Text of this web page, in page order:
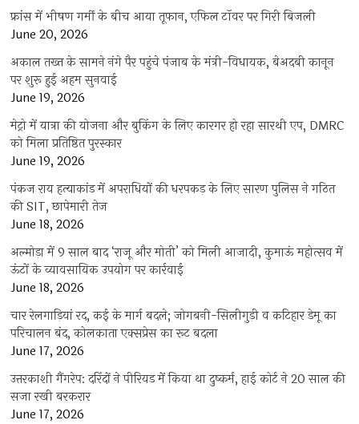
फ्रांस में भीषण गर्मी के बीच आया तूफान, एफिल टॉवर पर गिरी बिजली
June 20, 2026
अकाल तख्त के सामने नंगे पैर पहुंचे पंजाब के मंत्री-विधायक, बेअदबी कानून
पर शुरू हुई अहम सुनवाई
June 19, 2026
मेट्रो में यात्रा की योजना और बुकिंग के लिए कारगर हो रहा सारथी एप, DMRC
को मिला प्रतिष्ठित पुरस्कार
June 19, 2026
पंकज राय हत्याकांड में अपराधियों की धरपकड़ के लिए सारण पुलिस ने गठित
की SIT, छापेमारी तेज
June 18, 2026
अल्मोड़ा में 9 साल बाद ‘राजू और मोती’ को मिली आजादी, कुमाऊं महोत्सव में
ऊंटों के व्यावसायिक उपयोग पर कार्रवाई
June 18, 2026
चार रेलगाड़ियां रद, कई के मार्ग बदले; जोगबनी-सिलीगुड़ी व कटिहार डेमू का
परिचालन बंद, कोलकाता एक्सप्रेस का रूट बदला
June 17, 2026
उत्तरकाशी गैंगरेप: दरिंदों ने पीरियड में किया था दुष्कर्म, हाई कोर्ट ने 20 साल की
सजा रखी बरकरार
June 17, 2026